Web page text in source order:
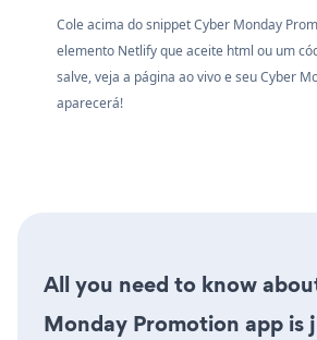
Cole acima do snippet Cyber Monday
elemento Netlify que aceite html ou um
salve, veja a página ao vivo e seu Cyber
aparecerá!
All you need to know
Monday Promotion app is